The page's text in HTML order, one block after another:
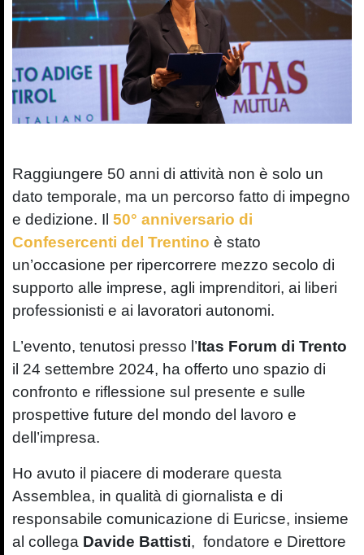
Raggiungere 50 anni di attività non è solo un
dato temporale, ma un percorso fatto di impegno
e dedizione. Il 50° anniversario di
Confesercenti del Trentino è stato
un’occasione per ripercorrere mezzo secolo di
supporto alle imprese, agli imprenditori, ai liberi
professionisti e ai lavoratori autonomi.
L’evento, tenutosi presso l’Itas Forum di Trento
il 24 settembre 2024, ha offerto uno spazio di
confronto e riflessione sul presente e sulle
prospettive future del mondo del lavoro e
dell’impresa.
Ho avuto il piacere di moderare questa
Assemblea, in qualità di giornalista e di
responsabile comunicazione di Euricse, insieme
al collega Davide Battisti, fondatore e Direttore